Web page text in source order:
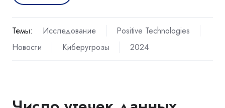
Темы: Исследование
Positive Technologies
Новости
Киберугрозы 2024